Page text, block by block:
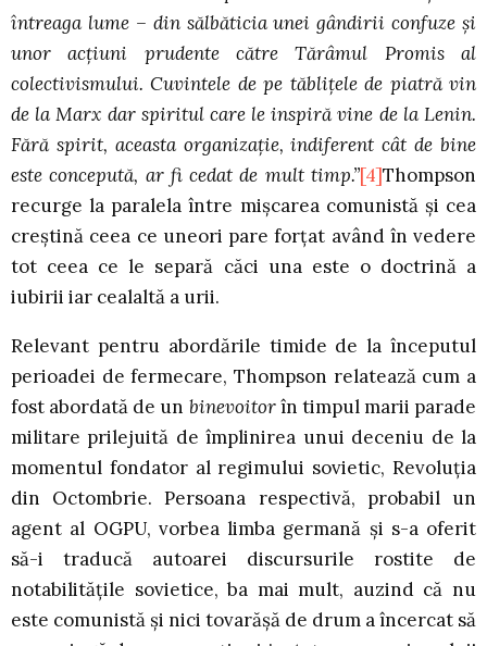
întreaga lume – din sălbăticia unei gândirii confuze şi
unor acţiuni prudente către Tărâmul Promis al
colectivismului. Cuvintele de pe tăbliţele de piatră vin
de la Marx dar spiritul care le inspiră vine de la Lenin.
Fără spirit, aceasta organizaţie, indiferent cât de bine
este concepută, ar fi cedat de mult timp.”[4]Thompson
recurge la paralela între mişcarea comunistă şi cea
creştină ceea ce uneori pare forţat având în vedere
tot ceea ce le separă căci una este o doctrină a
iubirii iar cealaltă a urii.
Relevant pentru abordările timide de la începutul
perioadei de fermecare, Thompson relatează cum a
fost abordată de un binevoitorîn timpul marii parade
militare prilejuită de împlinirea unui deceniu de la
momentul fondator al regimului sovietic, Revoluţia
din Octombrie. Persoana respectivă, probabil un
agent al OGPU, vorbea limba germană şi s-a oferit
să-i traducă autoarei discursurile rostite de
notabilităţile sovietice, ba mai mult, auzind că nu
este comunistă şi nici tovarăşă de drum a încercat să